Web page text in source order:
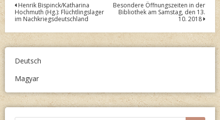
Post
navigation
Henrik Bispinck/Katharina
Hochmuth (Hg.): Flüchtlingslager
im Nachkriegsdeutschland
Besondere Öffnungszeiten in der
Bibliothek am Samstag, den 13.
10. 2018
Deutsch
Magyar